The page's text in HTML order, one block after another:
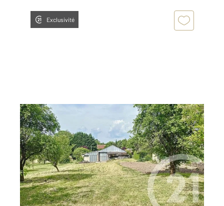
Exclusivité
COURCELLES CHAUSSY 57
3246 m2
Ref : 28186
Terrain à vendre
233 000 €
Courcelles-Chaussy (57530) Terrain